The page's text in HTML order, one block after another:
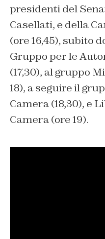
presidenti del
Casellati, e della
(ore 16,45), subito
Gruppo per le
(17,30), al gruppo
18), a seguire il
Camera (18,30), e
Camera (ore 19).